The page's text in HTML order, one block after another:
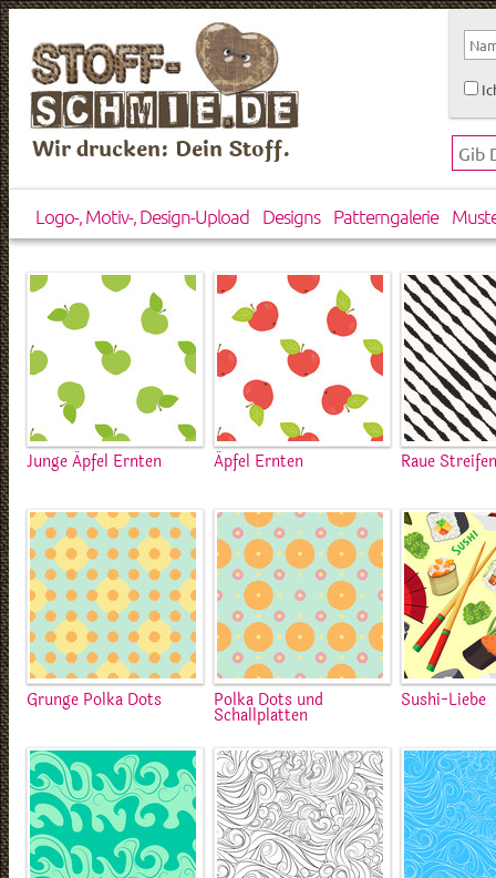
Wir drucken: Dein Stoff.
Logo-, Motiv-, Design-Upload Designs Patterngalerie
Junge Äpfel Ernten Äpfel Ernten Raue
Grunge Polka Dots Polka Dots und
Schallplatten
Sushi-Liebe